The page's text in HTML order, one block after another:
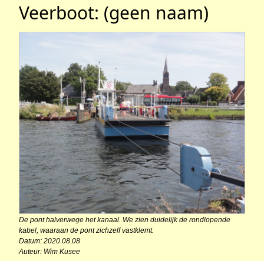
Veerboot: (geen naam)
De pont halverwege het kanaal. We zien duidelijk de rondlopende
kabel, waaraan de pont zichzelf vastklemt.
Datum: 2020.08.08
Auteur: Wim Kusee